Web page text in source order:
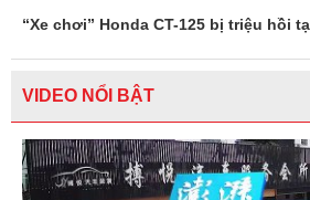
“Xe chơi” Honda CT-125 bị triệu hồi
VIDEO NỔI BẬT